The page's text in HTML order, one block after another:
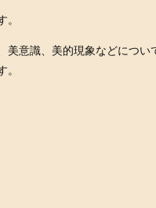
。
美意識、美的現象などにつ
。